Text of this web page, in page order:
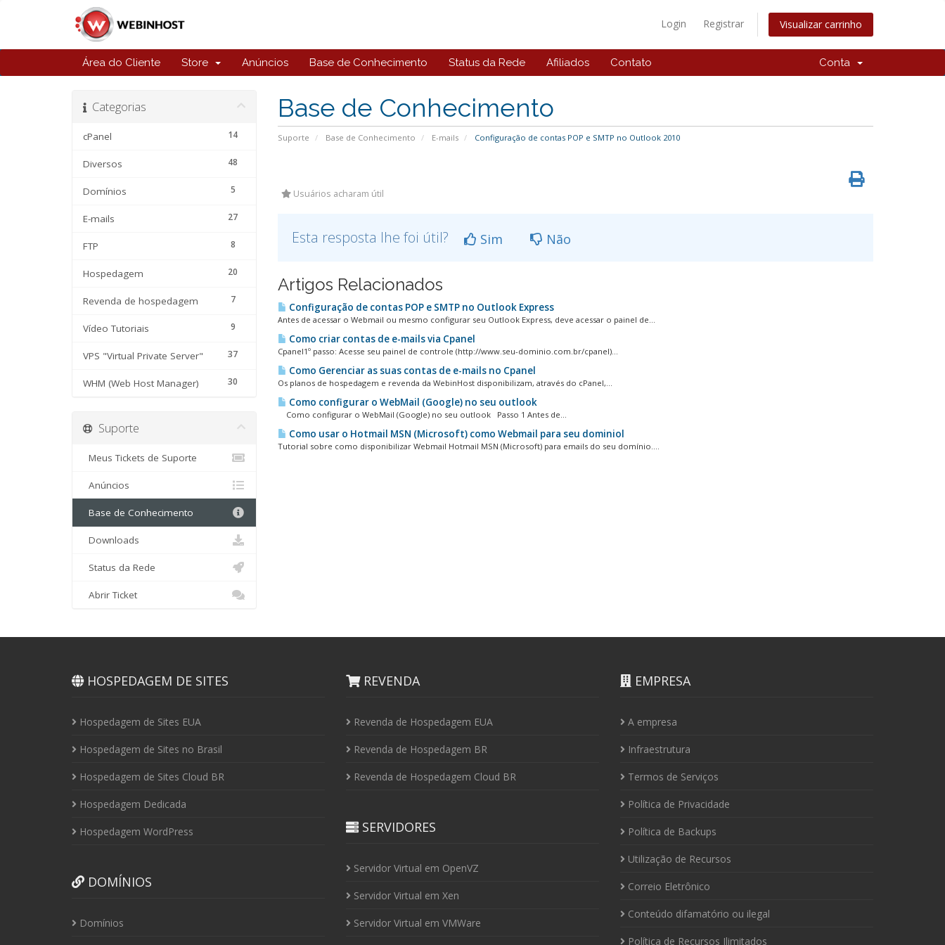
Login Registrar Visualizar carrinho
Área do Cliente Store Anúncios Base de Conhecimento Status da Rede Afiliados Contato Conta
Base de Conhecimento
Suporte Base de Conhecimento E-mails Configuração de contas POP e SMTP no Outlook 2010
Categorias
14
cPanel
48
Diversos
5
Domínios
27
E-mails
8
FTP
20
Hospedagem
7
Revenda de hospedagem
9
Vídeo Tutoriais
37
VPS "Virtual Private Server"
30
WHM (Web Host Manager)
Usuários acharam útil
Esta resposta lhe foi útil? Sim Não
Artigos Relacionados
Configuração de contas POP e SMTP no Outlook Express
Antes de acessar o Webmail ou mesmo configurar seu Outlook Express, deve acessar o painel de...
Como criar contas de e-mails via Cpanel
Cpanel1º passo: Acesse seu painel de controle (http://www.seu-dominio.com.br/cpanel)...
Como Gerenciar as suas contas de e-mails no Cpanel
Os planos de hospedagem e revenda da WebinHost disponibilizam, através do cPanel,...
Como configurar o WebMail (Google) no seu outlook
Como configurar o WebMail (Google) no seu outlook Passo 1 Antes de...
Como usar o Hotmail MSN (Microsoft) como Webmail para seu dominiol
Tutorial sobre como disponibilizar Webmail Hotmail MSN (Microsoft) para emails do seu domínio....
Suporte
Meus Tickets de Suporte
Anúncios
Base de Conhecimento
Downloads
Status da Rede
Abrir Ticket
HOSPEDAGEM DE SITES
Hospedagem de Sites EUA
Hospedagem de Sites no Brasil
Hospedagem de Sites Cloud BR
Hospedagem Dedicada
Hospedagem WordPress
DOMÍNIOS
Domínios
REVENDA
Revenda de Hospedagem EUA
Revenda de Hospedagem BR
Revenda de Hospedagem Cloud BR
SERVIDORES
Servidor Virtual em OpenVZ
Servidor Virtual em Xen
Servidor Virtual em VMWare
EMPRESA
A empresa
Infraestrutura
Termos de Serviços
Política de Privacidade
Política de Backups
Utilização de Recursos
Correio Eletrônico
Conteúdo difamatório ou ilegal
Política de Recursos Ilimitados